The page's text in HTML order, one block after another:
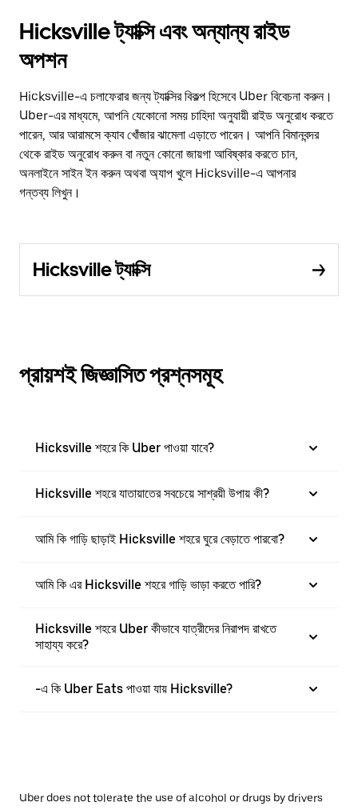
Hicksville ট্যাক্সি এবং অন্যান্য রাইড
অপশন
Hicksville-এ চলাফেরার জন্য ট্যাক্সির বিকল্প হিসেবে Uber বিবেচনা করুন।
Uber-এর মাধ্যমে, আপনি যেকোনো সময় চাহিদা অনুযায়ী রাইড অনুরোধ করতে
পারেন, আর আরামসে ক্যাব খোঁজার ঝামেলা এড়াতে পারেন। আপনি বিমানবন্দর
থেকে রাইড অনুরোধ করুন বা নতুন কোনো জায়গা আবিষ্কার করতে চান,
অনলাইনে সাইন ইন করুন অথবা অ্যাপ খুলে Hicksville-এ আপনার
গন্তব্য লিখুন।
Hicksville ট্যাক্সি
প্রায়শই জিজ্ঞাসিত প্রশ্নসমূহ
Hicksville শহরে কি Uber পাওয়া যাবে?
Hicksville শহরে যাতায়াতের সবচেয়ে সাশ্রয়ী উপায় কী?
আমি কি গাড়ি ছাড়াই Hicksville শহরে ঘুরে বেড়াতে পারবো?
আমি কি এর Hicksville শহরে গাড়ি ভাড়া করতে পারি?
Hicksville শহরে Uber কীভাবে যাত্রীদের নিরাপদ রাখতে
সাহায্য করে?
-এ কি Uber Eats পাওয়া যায় Hicksville?
Uber does not tolerate the use of alcohol or drugs by drivers